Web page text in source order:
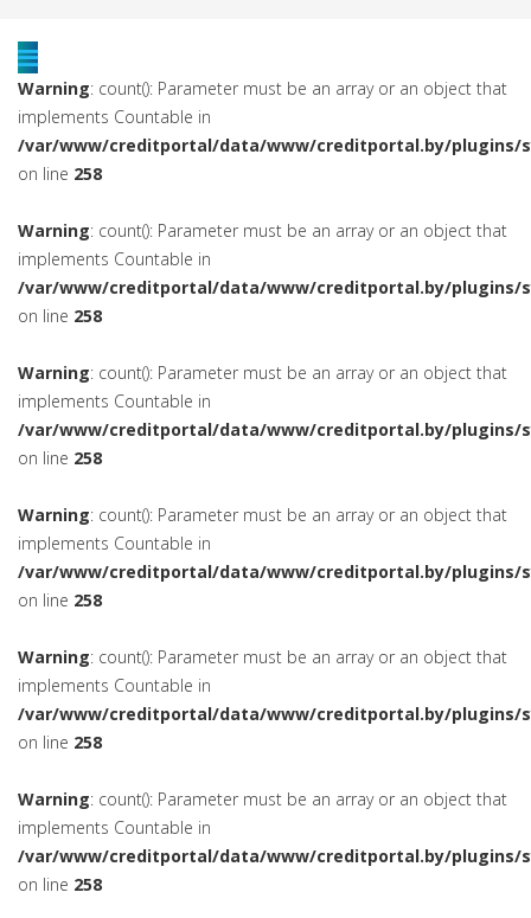
Warning: count(): Parameter must be an array or an object that
implements Countable in
/var/www/creditportal/data/www/creditportal.by/plugins/
on line 258
Warning: count(): Parameter must be an array or an object that
implements Countable in
/var/www/creditportal/data/www/creditportal.by/plugins/
on line 258
Warning: count(): Parameter must be an array or an object that
implements Countable in
/var/www/creditportal/data/www/creditportal.by/plugins/
on line 258
Warning: count(): Parameter must be an array or an object that
implements Countable in
/var/www/creditportal/data/www/creditportal.by/plugins/
on line 258
Warning: count(): Parameter must be an array or an object that
implements Countable in
/var/www/creditportal/data/www/creditportal.by/plugins/
on line 258
Warning: count(): Parameter must be an array or an object that
implements Countable in
/var/www/creditportal/data/www/creditportal.by/plugins/
on line 258